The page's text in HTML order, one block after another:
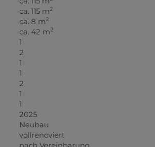
ca. 115 m2
ca. 8 m2
ca. 42 m2
1
2
1
1
2
1
1
2025
Neubau
vollrenoviert